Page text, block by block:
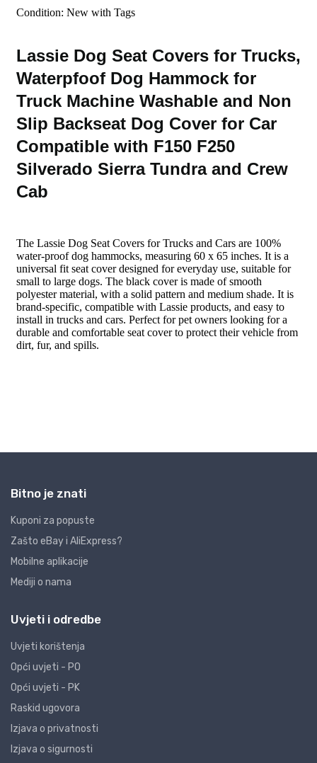
Bitno je znati
Kuponi za popuste
Zašto eBay i AliExpress?
Mobilne aplikacije
Mediji o nama
Uvjeti i odredbe
Uvjeti korištenja
Opći uvjeti - PO
Opći uvjeti - PK
Raskid ugovora
Izjava o privatnosti
Izjava o sigurnosti